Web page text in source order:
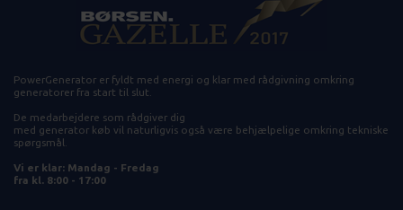
PowerGenerator er fyldt med energi og klar med rådgivning omkring
generatorer fra start til slut.
De medarbejdere som rådgiver dig
med generator køb vil naturligvis også være behjælpelige omkring tekniske
spørgsmål.
Vi er klar: Mandag - Fredag
fra kl. 8:00 - 17:00